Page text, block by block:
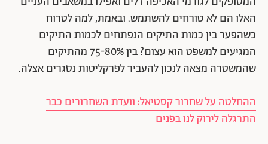
האלו הם לא טורחים להשתמש. ובאמת, למה לטרוח
כשהפער בין כמות התיקים הנפתחים לכמות התיקים
המגיעים למשפט הוא עצום? בין 75-80% מהתיקים
שהמשטרה מצאה לנכון להעביר לפרקליטות נסגרים אצלה.
ההחלטה על שחרור קסטיאל: וועדת השחרורים כבר
התרגלה לירוק לנו בפנים